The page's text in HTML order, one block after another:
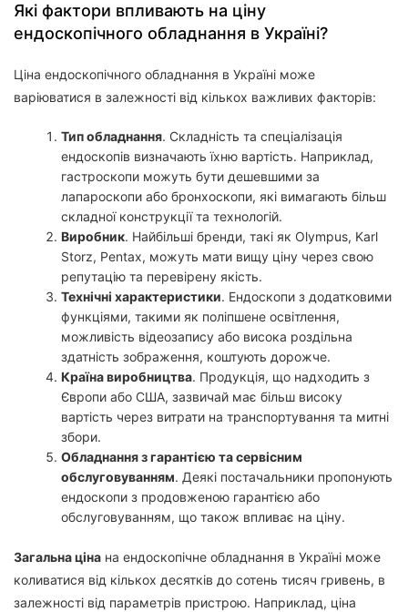
Які фактори впливають на ціну
ендоскопічного обладнання в Україні?
Ціна ендоскопічного обладнання в Україні може
варіюватися в залежності від кількох важливих факторів:
Тип обладнання. Складність та спеціалізація
ендоскопів визначають їхню вартість. Наприклад,
гастроскопи можуть бути дешевшими за
лапароскопи або бронхоскопи, які вимагають більш
складної конструкції та технологій.
Виробник. Найбільші бренди, такі як Olympus, Karl
Storz, Pentax, можуть мати вищу ціну через свою
репутацію та перевірену якість.
Технічні характеристики. Ендоскопи з додатковими
функціями, такими як поліпшене освітлення,
можливість відеозапису або висока роздільна
здатність зображення, коштують дорожче.
Країна виробництва. Продукція, що надходить з
Європи або США, зазвичай має більш високу
вартість через витрати на транспортування та митні
збори.
Обладнання з гарантією та сервісним
обслуговуванням. Деякі постачальники пропонують
ендоскопи з продовженою гарантією або
обслуговуванням, що також впливає на ціну.
Загальна ціна на ендоскопічне обладнання в Україні може
коливатися від кількох десятків до сотень тисяч гривень, в
залежності від параметрів пристрою. Наприклад, ціна